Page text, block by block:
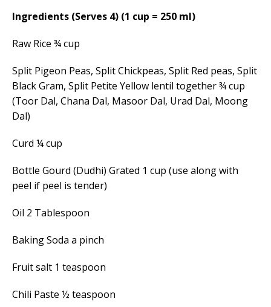
Ingredients (Serves 4) (1 cup = 250 ml)
Raw Rice ¾ cup
Split Pigeon Peas, Split Chickpeas, Split Red peas, Split
Black Gram, Split Petite Yellow lentil together ¾ cup
(Toor Dal, Chana Dal, Masoor Dal, Urad Dal, Moong
Dal)
Curd ¼ cup
Bottle Gourd (Dudhi) Grated 1 cup (use along with
peel if peel is tender)
Oil 2 Tablespoon
Baking Soda a pinch
Fruit salt 1 teaspoon
Chili Paste ½ teaspoon